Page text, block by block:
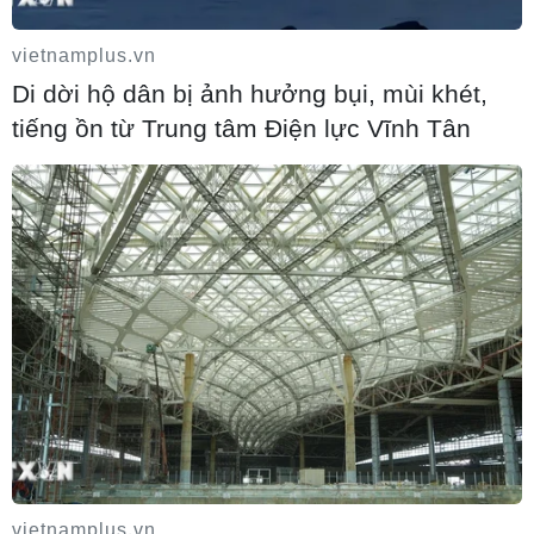
tiếng ồn từ Trung tâm Điện lực Vĩnh Tân
07/08/2026 14:10
Hà Nội quyết liệt xử lý các "điểm nghẽn"
úng ngập, môi trường đô thị
07/08/2026 13:51
Thu hồi 89 ha đất đấu giá chọn nhà đầu tư
công trình thành phố cảng hàng không
07/08/2026 13:46
Cơ cấu, số lượng, chế độ với hiệu trưởng,
vietnamplus.vn
Di dời hộ dân bị ảnh hưởng bụi, mùi khét,
tiếng ồn từ Trung tâm Điện lực Vĩnh Tân
vietnamplus.vn